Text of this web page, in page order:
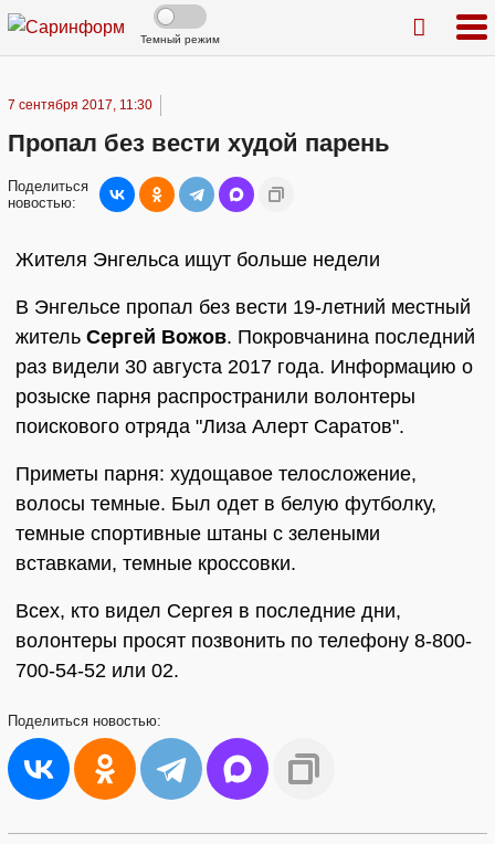
Темный режим
7 сентября 2017, 11:30
Пропал без вести худой парень
Поделиться
новостью:
Жителя Энгельса ищут больше недели
В Энгельсе пропал без вести 19-летний местный
житель Сергей Вожов. Покровчанина последний
раз видели 30 августа 2017 года. Информацию о
розыске парня распространили волонтеры
поискового отряда "Лиза Алерт Саратов".
Приметы парня: худощавое телосложение,
волосы темные. Был одет в белую футболку,
темные спортивные штаны с зелеными
вставками, темные кроссовки.
Всех, кто видел Сергея в последние дни,
волонтеры просят позвонить по телефону 8-800-
700-54-52 или 02.
Поделиться новостью: